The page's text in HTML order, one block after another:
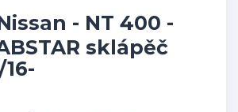
- NT 400 -
sklápěč